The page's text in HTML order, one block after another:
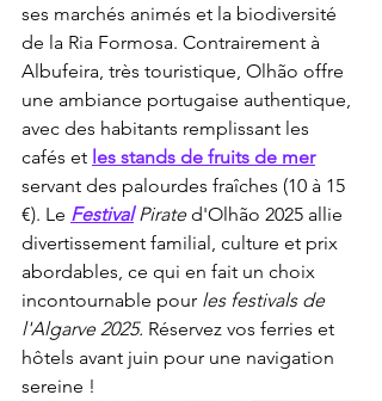
ses marchés animés et la biodiversité
de la Ria Formosa. Contrairement à
Albufeira, très touristique, Olhão offre
une ambiance portugaise authentique,
avec des habitants remplissant les
cafés et les stands de fruits de mer
servant des palourdes fraîches (10 à 15
€). Le Festival Pirate d'Olhão 2025 allie
divertissement familial, culture et prix
abordables, ce qui en fait un choix
incontournable pour les festivals de
l'Algarve 2025. Réservez vos ferries et
hôtels avant juin pour une navigation
sereine !